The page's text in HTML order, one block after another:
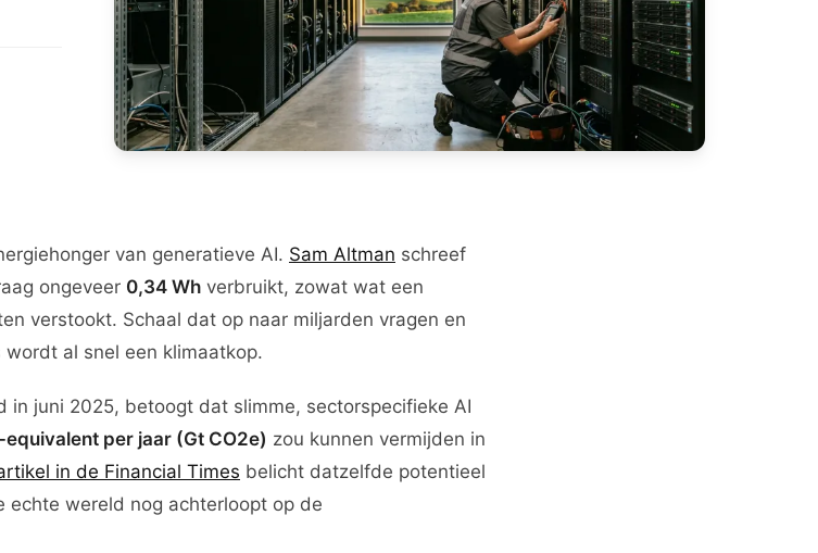
van generatieve AI. Sam Altman schreef
ongeveer 0,34 Wh verbruikt, zowat wat een
verstookt. Schaal dat op naar miljarden vragen en
al snel een klimaatkop.
in juni 2025, betoogt dat slimme, sectorspecifieke AI
per jaar (Gt CO2e) zou kunnen vermijden in
in de Financial Times belicht datzelfde potentieel
wereld nog achterloopt op de